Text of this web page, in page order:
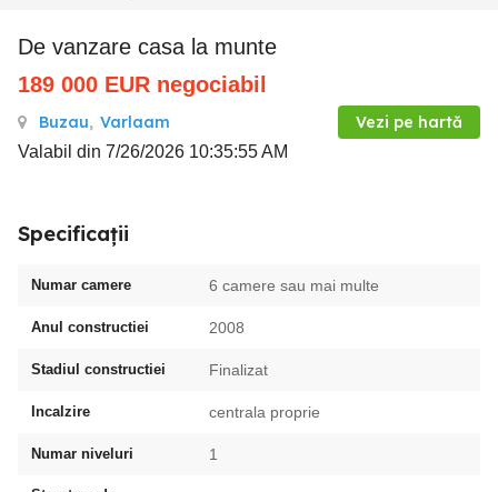
De vanzare casa la munte
189 000 EUR negociabil
Buzau, Varlaam Vezi pe hartă
Valabil din 7/26/2026 10:35:55 AM
Specificații
Numar camere 6 camere sau mai multe
Anul constructiei 2008
Stadiul constructiei Finalizat
Incalzire centrala proprie
Numar niveluri 1